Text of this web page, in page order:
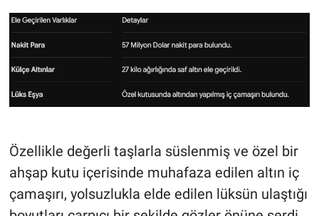
Özellikle değerli taşlarla süslenmiş ve özel bir
ahşap kutu içerisinde muhafaza edilen altın iç
çamaşırı, yolsuzlukla elde edilen lüksün ulaştığı